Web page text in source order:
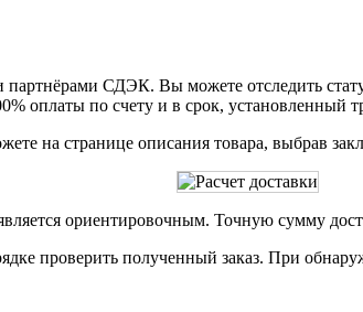
СДЭК. Вы можете отследить
оплаты по счету и в срок, установленный
на странице описания товара, выбрав
ориентировочным. Точную сумму
проверить полученный заказ. При